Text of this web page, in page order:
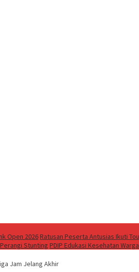
Open 2026Ratusan Peserta Antusias Ikuti
Stunting PDIP Edukasi Kesehatan
Jam Jelang Akhir